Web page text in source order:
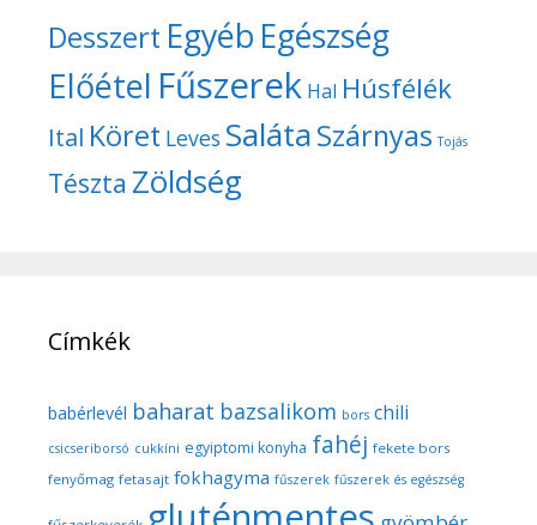
Desszert Egyéb Egészség
Előétel Fűszerek Hal Húsfélék
Ital Köret Leves SalátaSzárnyas Tojás
Tészta Zöldség
Címkék
babérlevél baharat bazsalikom bors chili
csicseriborsó cukkíni egyiptomi konyha fahéj fekete bors
fenyőmag fetasajt fokhagyma fűszerek fűszerek és egészség